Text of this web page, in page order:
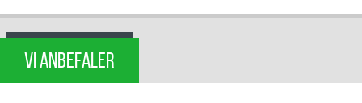
VI ANBEFALER